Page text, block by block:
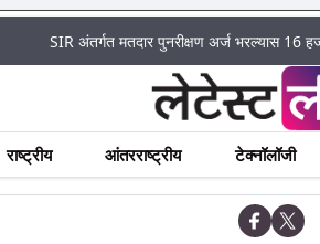
SIR अंतर्गत मतदार पुनरीक्षण अर्ज भरल्यास 16 हजार रुपये
राष्ट्रीय आंतरराष्ट्रीय टेक्नॉलॉजी